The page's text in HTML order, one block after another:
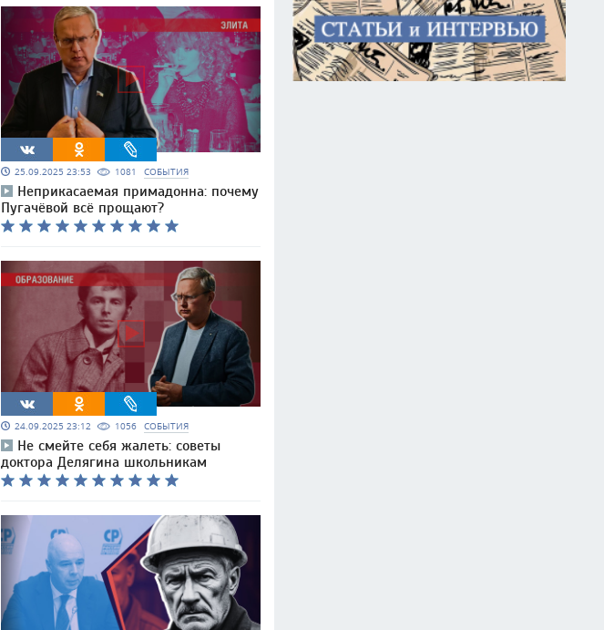
25.09.2025 23:53 1081 СОБЫТИЯ
Неприкасаемая примадонна: почему
Пугачёвой всё прощают?
24.09.2025 23:12 1056 СОБЫТИЯ
Не смейте себя жалеть: советы
доктора Делягина школьникам